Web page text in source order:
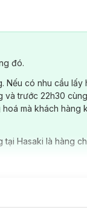
đó.
Nếu có nhu cầu lấy
và trước 22h30
mà khách hàng
Hasaki là hàng